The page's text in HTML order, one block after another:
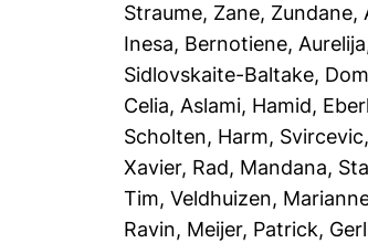
Straume, Zane, Zundane,
Inesa, Bernotiene, Aurelija
Sidlovskaite-Baltake,
Celia, Aslami, Hamid,
Scholten, Harm,
Xavier, Rad, Mandana,
Tim,Veldhuizen,
Ravin, Meijer, Patrick,